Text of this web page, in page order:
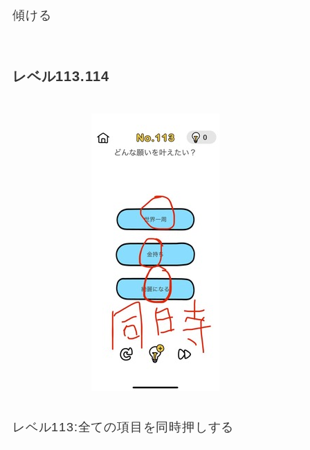
傾ける
レベル113.114
レベル113:全ての項目を同時押しする